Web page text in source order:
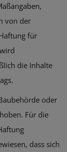
von der
für
die Inhalte
oder
Für die
dass sich